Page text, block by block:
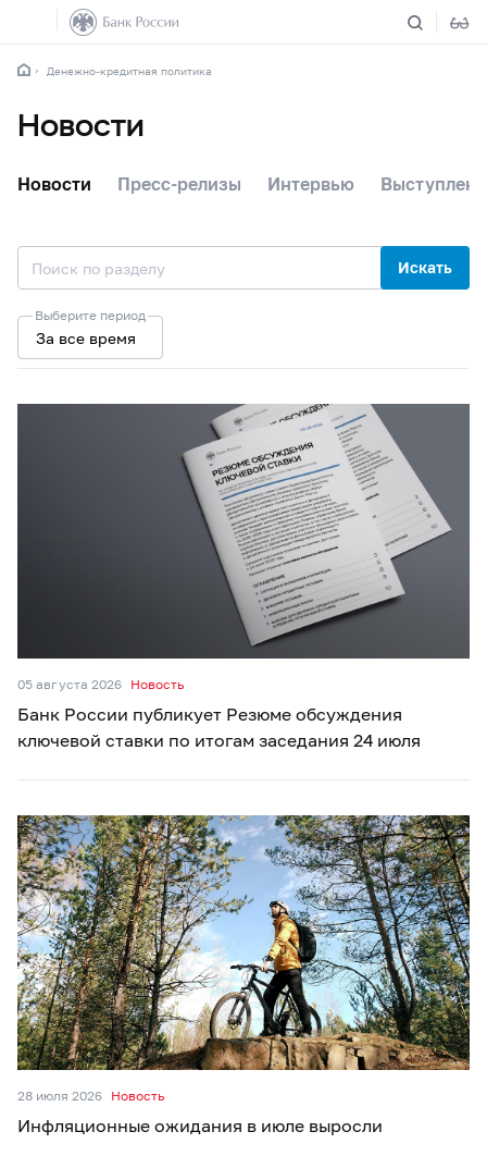
Денежно-кредитная политика
Новости
Новости Пресс-релизы Интервью
Искать
Выберите период
За все время
05 августа 2026 Новость
Банк России публикует Резюме обсуждения
ключевой ставки по итогам заседания 24 июля
28 июля 2026 Новость
Инфляционные ожидания в июле выросли